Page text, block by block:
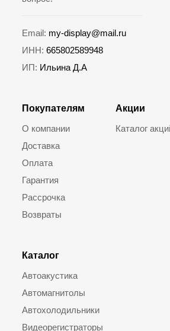
Покупателям
О компании
Доставка
Оплата
Гарантия
Рассрочка
Возвраты
Каталог
Автоакустика
Автомагнитолы
Автохолодильники
Видеорегистраторы
Акции
Каталог
Email: my-display@mail.ru
ИНН: 665802589948
ИП: Ильина Д.А